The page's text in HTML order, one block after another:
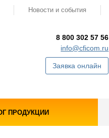
Новости и события
8 800 302 57 56
info@cficom.ru
Заявка онлайн
ПРОДУКЦИИ